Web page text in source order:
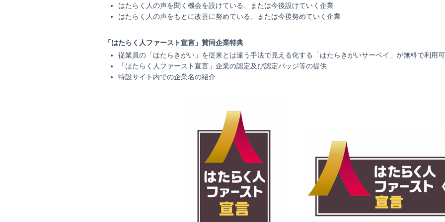
はたらく人の声を聞く機会を設けている、または今後設けていく企業
はたらく人の声をもとに改善に努めている、または今後努めていく企業
「はたらく人ファースト宣言」賛同企業特典
従業員の「はたらきがい」を従来とは違う手法で見える化する「はたらきがいサーベイ」が無料で利用
「はたらく人ファースト宣言」企業の認定及び認定バッジ等の提供
特設サイト内での企業名の紹介